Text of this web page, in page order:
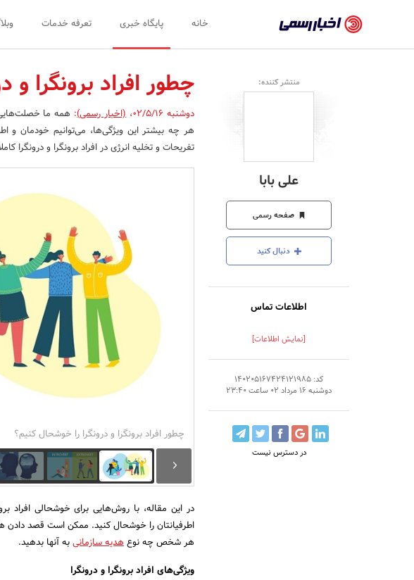
رسمی
-
اخبار
شرکت‌ها،
سازمان‌ها
و
روابط
عمومی‌ها
خانه پایگاه خبری تعرفه خدمات
منتشر کننده:
علی بابا
صفحه رسمی
دنبال کنید
اطلاعات تماس
[نمایش اطلاعات]
کد: 140205167424121985
دوشنبه 16 مرداد 02 ساعت 23:40
در دسترس نیست
چطور افراد برونگرا
دوشنبه 02/5/16 ،(اخبار رسمی): همه ما خصلت‌هایی
هر چه بیشتر این ویژگی‌ها، می‌توانیم خودمان و
تفریحات و تخلیه انرژی در افراد برونگرا و درونگرا
چطور افراد برونگرا و درونگرا را خوشحال کنیم؟
در این مقاله، با روش‌هایی برای خوشحالی افراد
اطرفیانتان را خوشحال کنید. ممکن است قصد دادن
هر شخص چه نوعهدیه سازمانیبه آنها بدهید.
ویژگی‌های افراد برونگرا و درونگرا